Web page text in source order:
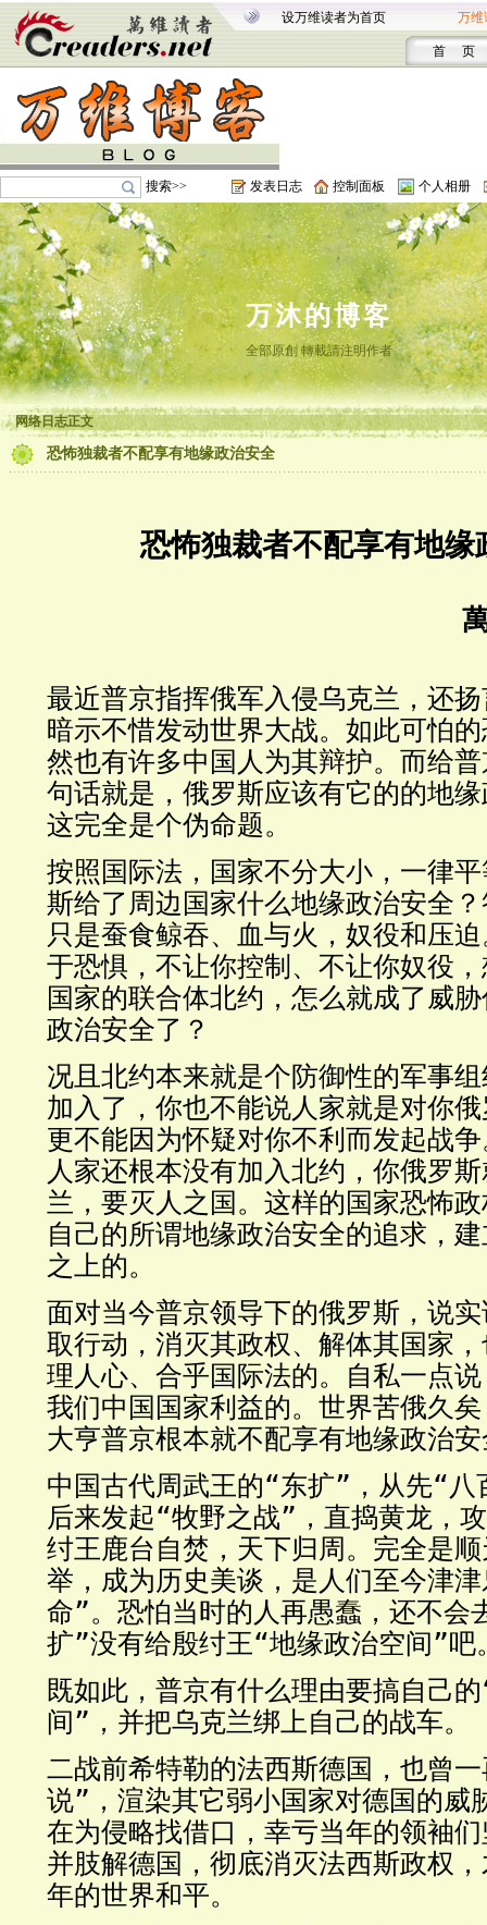
设万维读者为首页 万维
首 页
搜索>> 发表日志 控制面板 个人相册
万沐的博客
全部原創 轉載請注明作者
网络日志正文
恐怖独裁者不配享有地缘政治安全
恐怖独裁者不配享有地缘
萬
最近普京指挥俄军入侵乌克兰，还
暗示不惜发动世界大战。如此可怕
然也有许多中国人为其辩护。而给
句话就是，俄罗斯应该有它的的地
这完全是个伪命题。
按照国际法，国家不分大小，一律
斯给了周边国家什么地缘政治安全
只是蚕食鲸吞、血与火，奴役和压
于恐惧，不让你控制、不让你奴役
国家的联合体北约，怎么就成了威
政治安全了？
况且北约本来就是个防御性的军事
加入了，你也不能说人家就是对你
更不能因为怀疑对你不利而发起战
人家还根本没有加入北约，你俄罗
兰，要灭人之国。这样的国家恐怖
自己的所谓地缘政治安全的追求，
之上的。
面对当今普京领导下的俄罗斯，说
取行动，消灭其政权、解体其国家
理人心、合乎国际法的。自私一点
我们中国国家利益的。世界苦俄久
大亨普京根本就不配享有地缘政治
中国古代周武王的“东扩”，从先“八
后来发起“牧野之战”，直捣黄龙，
纣王鹿台自焚，天下归周。完全是
举，成为历史美谈，是人们至今津
命”。恐怕当时的人再愚蠢，还不会
扩”没有给殷纣王“地缘政治空间”吧
既如此，普京有什么理由要搞自己
间”，并把乌克兰绑上自己的战车。
二战前希特勒的法西斯德国，也曾
说”，渲染其它弱小国家对德国的威
在为侵略找借口，幸亏当年的领袖
并肢解德国，彻底消灭法西斯政权
年的世界和平。